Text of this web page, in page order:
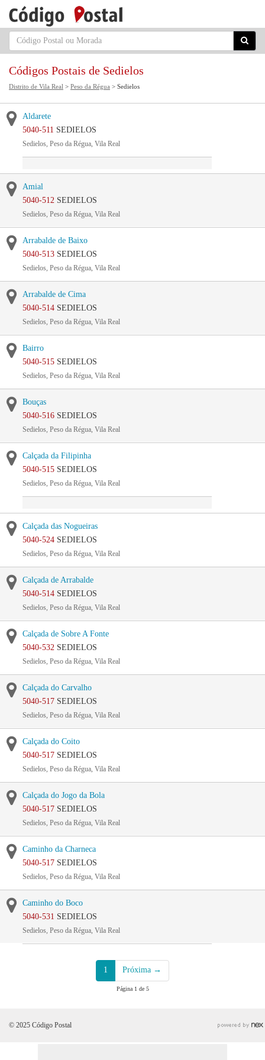
Códigos Postais de Sedielos
Distrito de Vila Real > Peso da Régua > Sedielos
Aldarete
5040-511 SEDIELOS
Sedielos, Peso da Régua, Vila Real
Amial
5040-512 SEDIELOS
Sedielos, Peso da Régua, Vila Real
Arrabalde de Baixo
5040-513 SEDIELOS
Sedielos, Peso da Régua, Vila Real
Arrabalde de Cima
5040-514 SEDIELOS
Sedielos, Peso da Régua, Vila Real
Bairro
5040-515 SEDIELOS
Sedielos, Peso da Régua, Vila Real
Bouças
5040-516 SEDIELOS
Sedielos, Peso da Régua, Vila Real
Calçada da Filipinha
5040-515 SEDIELOS
Sedielos, Peso da Régua, Vila Real
Calçada das Nogueiras
5040-524 SEDIELOS
Sedielos, Peso da Régua, Vila Real
Calçada de Arrabalde
5040-514 SEDIELOS
Sedielos, Peso da Régua, Vila Real
Calçada de Sobre A Fonte
5040-532 SEDIELOS
Sedielos, Peso da Régua, Vila Real
Calçada do Carvalho
5040-517 SEDIELOS
Sedielos, Peso da Régua, Vila Real
Calçada do Coito
5040-517 SEDIELOS
Sedielos, Peso da Régua, Vila Real
Calçada do Jogo da Bola
5040-517 SEDIELOS
Sedielos, Peso da Régua, Vila Real
Caminho da Charneca
5040-517 SEDIELOS
Sedielos, Peso da Régua, Vila Real
Caminho do Boco
5040-531 SEDIELOS
Sedielos, Peso da Régua, Vila Real
1 Próxima →
Página 1 de 5
© 2025 Código Postal